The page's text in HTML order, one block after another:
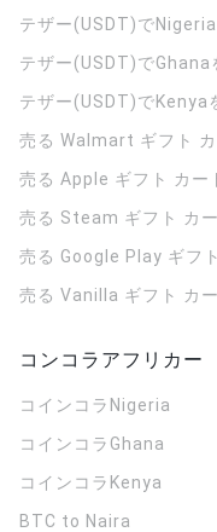
テザー(USDT)でNigeria
テザー(USDT)でGhana
テザー(USDT)でKenya
売る Walmart ギフト カ
売る Apple ギフト カー
売る Steam ギフト カ
売る Google Play ギフ
売る Vanilla ギフト カ
コンコラアフリカー
コインコラ Nigeria
コインコラ Ghana
コインコラ Kenya
BTC to Naira